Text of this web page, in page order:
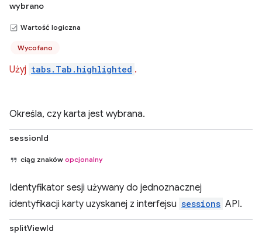
wybrano
Wartość logiczna
Wycofano
Użyj tabs.Tab.highlighted .
Określa, czy karta jest wybrana.
sessionId
ciąg znaków opcjonalny
Identyfikator sesji używany do jednoznacznej
identyfikacji karty uzyskanej z interfejsu sessions API.
splitViewId